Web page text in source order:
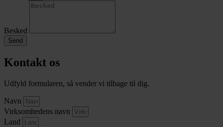
Besked
Send
Kontakt os
Udfyld formularen, så vender vi tilbage til dig.
Navn
Virksomhedens navn
Land